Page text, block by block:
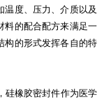
温度、压力、介质以及
料的配合配方来满足一
构的形式发挥各自的特
硅橡胶密封件作为医学